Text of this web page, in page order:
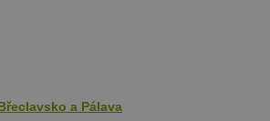
a Pálava